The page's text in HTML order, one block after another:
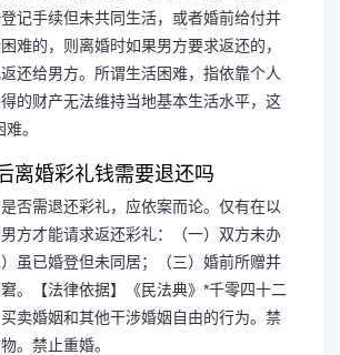
记手续但未共同生活，或者婚前给付并
难的，则离婚时如果男方要求返还的，
还给男方。所谓生活困难，指依靠个人
的财产无法维持当地基本生活水平，这
。
离婚彩礼钱需要退还吗
否需退还彩礼，应依案而论。仅有在以
方才能请求返还彩礼：（一）双方未办
虽已婚登但未同居；（三）婚前所赠并
。【法律依据】《民法典》*千零四十二
卖婚姻和其他干涉婚姻自由的行为。禁
。禁止重婚。